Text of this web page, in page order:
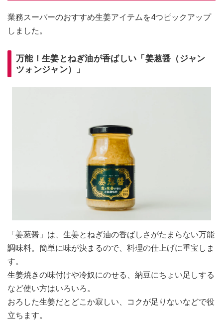
業務スーパーのおすすめ生姜アイテムを4つピックアップ
しました。
万能！生姜とねぎ油が香ばしい「姜葱醤（ジャン
ツォンジャン）」
「姜葱醤」は、生姜とねぎ油の香ばしさがたまらない万能
調味料。簡単に味が決まるので、料理の仕上げに重宝しま
す。
生姜焼きの味付けや冷奴にのせる、納豆にちょい足しする
など使い方はいろいろ。
おろした生姜だとどこか寂しい、コクが足りないなどで役
立ちます。